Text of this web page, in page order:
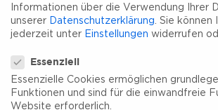
Informationen über die Verwendung Ihrer
unserer
Datenschutzerklärung Sie können
jederzeit unter Einstellungen widerrufen
Essenziell
Essenzielle Cookies ermöglichen
Funktionen und sind für die einwandfreie
Website erforderlich.